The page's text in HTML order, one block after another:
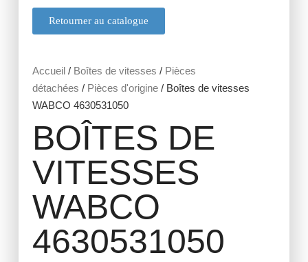
Retourner au catalogue
Accueil/ Boîtes de vitesses / Pièces
détachées / Pièces d'origine/ Boîtes de vitesses
WABCO 4630531050
BOÎTES DE
VITESSES
WABCO
4630531050